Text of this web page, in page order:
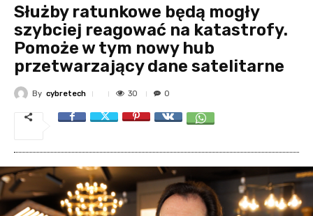
Służby ratunkowe będą mogły
szybciej reagować na katastrofy.
Pomoże w tym nowy hub
przetwarzający dane satelitarne
By cybretech 30 0